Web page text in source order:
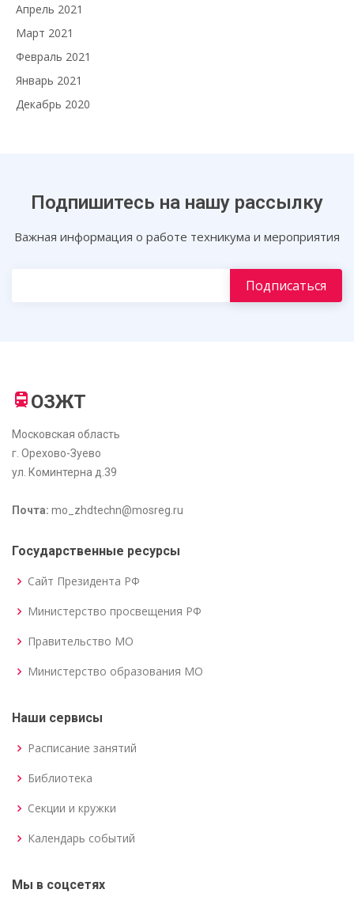
Апрель 2021
Март 2021
Февраль 2021
Январь 2021
Декабрь 2020
Подпишитесь на нашу рассылку
Важная информация о работе техникума и мероприятия
ОЗЖТ
Московская область
г. Орехово-Зуево
ул. Коминтерна д.39
Почта: mo_zhdtechn@mosreg.ru
Государственные ресурсы
Сайт Президента РФ
Министерство просвещения РФ
Правительство МО
Министерство образования МО
Наши сервисы
Расписание занятий
Библиотека
Секции и кружки
Календарь событий
Мы в соцсетях